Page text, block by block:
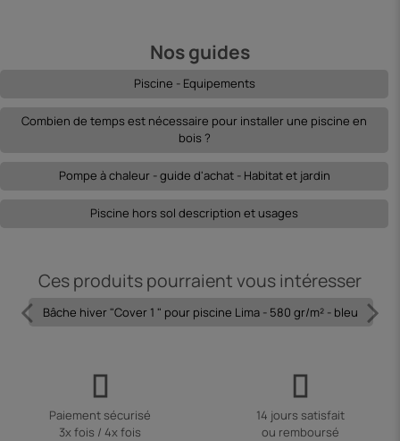
Nos guides
Piscine - Equipements
Combien de temps est nécessaire pour installer une piscine en
bois ?
Pompe à chaleur - guide d'achat - Habitat et jardin
Piscine hors sol description et usages
Ces produits pourraient vous intéresser
Bâche hiver "Cover 1 " pour piscine Lima - 580 gr/m² - bleu
Paiement sécurisé
3x fois / 4x fois
14 jours satisfait
ou remboursé